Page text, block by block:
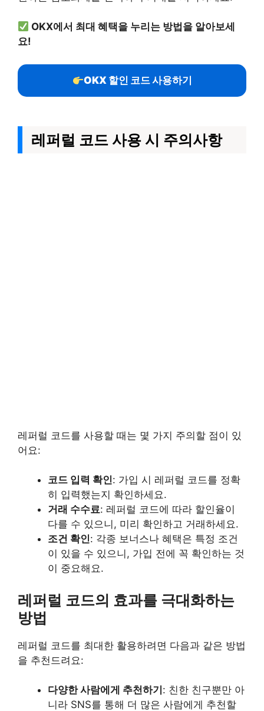
OKX에서 최대 혜택을 누리는 방법을 알아보세
요!
OKX 할인 코드 사용하기
레퍼럴 코드 사용 시 주의사항
레퍼럴 코드를 사용할 때는 몇 가지 주의할 점이 있
어요:
코드 입력 확인: 가입 시 레퍼럴 코드를 정확
히 입력했는지 확인하세요.
거래 수수료: 레퍼럴 코드에 따라 할인율이
다를 수 있으니, 미리 확인하고 거래하세요.
조건 확인: 각종 보너스나 혜택은 특정 조건
이 있을 수 있으니, 가입 전에 꼭 확인하는 것
이 중요해요.
레퍼럴 코드의 효과를 극대화하는
방법
레퍼럴 코드를 최대한 활용하려면 다음과 같은 방법
을 추천드려요:
다양한 사람에게 추천하기 : 친한 친구뿐만 아
니라 SNS를 통해 더 많은 사람에게 추천할